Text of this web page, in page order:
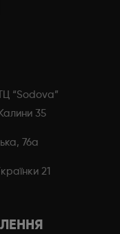
“Sodova”
35
76а
21